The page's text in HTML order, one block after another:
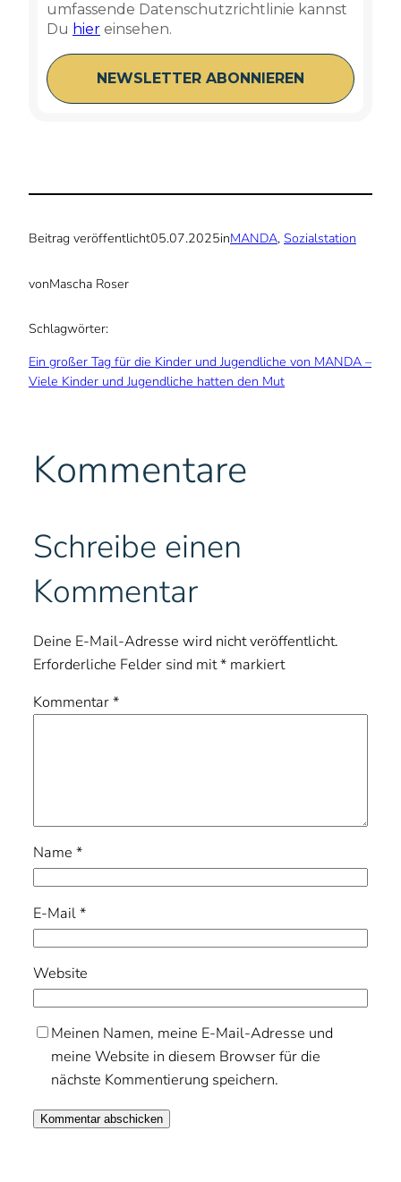
umfassende Datenschutzrichtlinie kannst
Du hier einsehen.
Beitrag veröffentlicht05.07.2025inMANDA, Sozialstation
vonMascha Roser
Schlagwörter:
Ein großer Tag für die Kinder und Jugendliche von MANDA –
Viele Kinder und Jugendliche hatten den Mut
Kommentare
Schreibe einen
Kommentar
Deine E-Mail-Adresse wird nicht veröffentlicht.
Erforderliche Felder sind mit*markiert
Kommentar*
Name *
E-Mail*
Website
Meinen Namen, meine E-Mail-Adresse und
meine Website in diesem Browser für die
nächste Kommentierung speichern.